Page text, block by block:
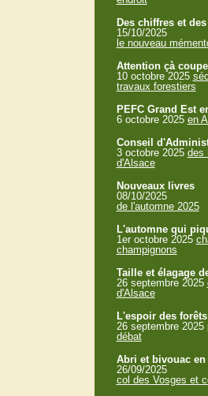
Des chiffres et
15/10/2025
le nouveau
Attention çà coupe
10 octobre 2025
travaux forestiers
PEFC Grand Est
6 octobre 2025 en
Conseil
3 octobre 2025 des
d'Alsace
Nouveaux livres
08/10/2025
de l'automne 2025
L'automne qui
1er octobre 2025
champignons
Taille et élagage
26 septembre 2025
d'Alsace
L'espoir des forêts
26 septembre 2025
débat
Abri et bivouac
26/09/2025
col des Vosges et